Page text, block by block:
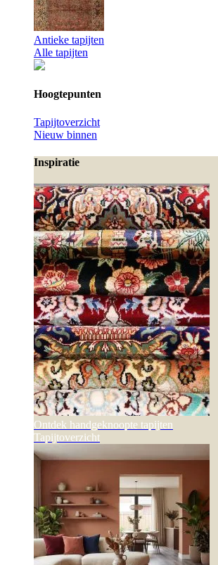
Antieke tapijten
Alle tapijten
Hoogtepunten
Tapijtoverzicht
Nieuw binnen
Inspiratie
Ontdek handgeknoopte tapijten
Tapijtoverzicht